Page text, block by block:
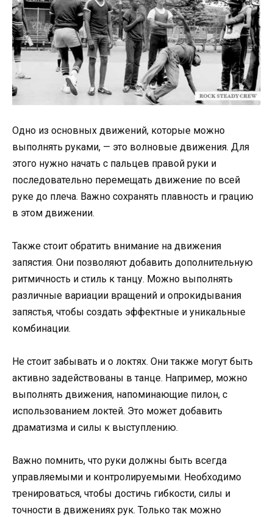
Одно из основных движений, которые можно
выполнять руками, — это волновые движения. Для
этого нужно начать с пальцев правой руки и
последовательно перемещать движение по всей
руке до плеча. Важно сохранять плавность и грацию
в этом движении.
Также стоит обратить внимание на движения
запястия. Они позволяют добавить дополнительную
ритмичность и стиль к танцу. Можно выполнять
различные вариации вращений и опрокидывания
запястья, чтобы создать эффектные и уникальные
комбинации.
Не стоит забывать и о локтях. Они также могут быть
активно задействованы в танце. Например, можно
выполнять движения, напоминающие пилон, с
использованием локтей. Это может добавить
драматизма и силы к выступлению.
Важно помнить, что руки должны быть всегда
управляемыми и контролируемыми. Необходимо
тренироваться, чтобы достичь гибкости, силы и
точности в движениях рук. Только так можно